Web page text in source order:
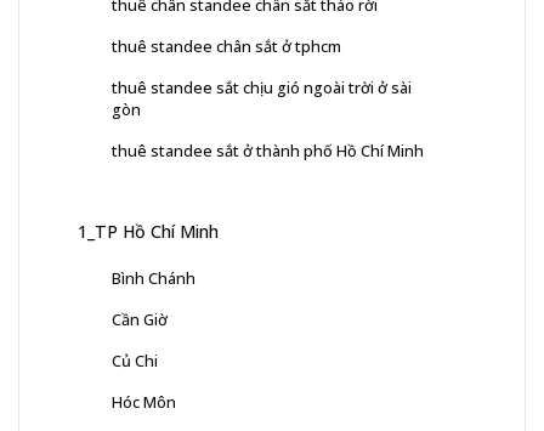
thuê chân standee chân sắt tháo rời
thuê standee chân sắt ở tphcm
thuê standee sắt chịu gió ngoài trời ở sài
gòn
thuê standee sắt ở thành phố Hồ Chí Minh
1_TP Hồ Chí Minh
Bình Chánh
Cần Giờ
Củ Chi
Hóc Môn